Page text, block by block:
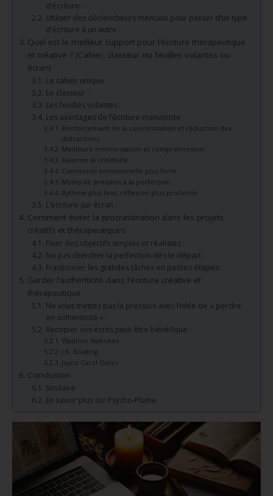
d’écriture :
Utiliser des déclencheurs mentaux pour passer d’un type
d’écriture à un autre :
Quel est le meilleur support pour l’écriture thérapeutique
et créative ? (Cahier, classeur ou feuilles volantes ou
écran)
Le cahier unique :
Le classeur :
Les feuilles volantes :
Les avantages de l’écriture manuscrite
Renforcement de la concentration et réduction des
distractions
Meilleure mémorisation et compréhension
Favorise la créativité
Connexion émotionnelle plus forte
Moins de pression à la perfection
Rythme plus lent, réflexion plus profonde
L’écriture sur écran :
Comment éviter la procrastination dans les projets
créatifs et thérapeutiques
Fixer des objectifs simples et réalistes :
Ne pas chercher la perfection dès le départ :
Fractionner les grandes tâches en petites étapes :
Garder l’authenticité dans l’écriture créative et
thérapeutique
Ne vous mettez pas la pression avec l’idée de « perdre
en authenticité » :
Recopier vos écrits peut être bénéfique :
Vladimir Nabokov
J.K. Rowling
Joyce Carol Oates
Conclusion
Similaire
En savoir plus sur Psycho-Plume